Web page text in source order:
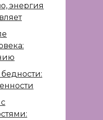
энергия
бедности: